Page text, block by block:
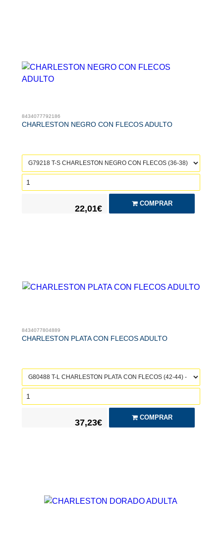
8434077792186
CHARLESTON NEGRO CON FLECOS ADULTO
22,01€
COMPRAR
8434077804889
CHARLESTON PLATA CON FLECOS ADULTO
37,23€
COMPRAR